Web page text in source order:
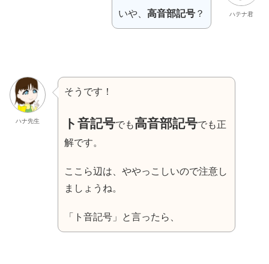
ハテナ君
いや、 高音部記号 ？
ハナ先生
そうです！
ト音記号でも高音部記号でも正
解です。
ここら辺は、ややっこしいので注意し
ましょうね。
「ト音記号」と言ったら、